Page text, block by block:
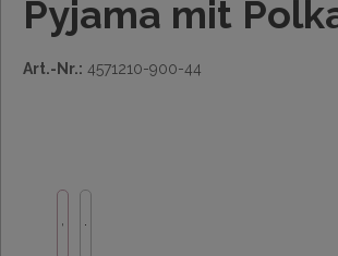
Pyjama mit
Art.-Nr.: 4571210-900-44